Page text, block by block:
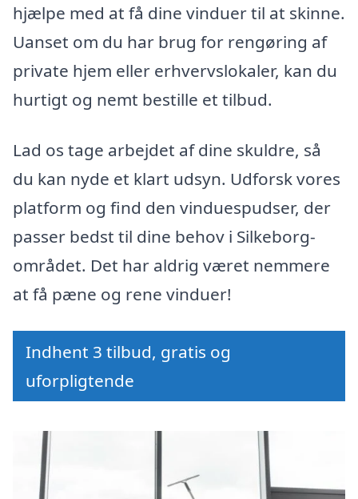
hjælpe med at få dine vinduer til at skinne.
Uanset om du har brug for rengøring af
private hjem eller erhvervslokaler, kan du
hurtigt og nemt bestille et tilbud.
Lad os tage arbejdet af dine skuldre, så
du kan nyde et klart udsyn. Udforsk vores
platform og find den vinduespudser, der
passer bedst til dine behov i Silkeborg-
området. Det har aldrig været nemmere
at få pæne og rene vinduer!
Indhent 3 tilbud, gratis og
uforpligtende